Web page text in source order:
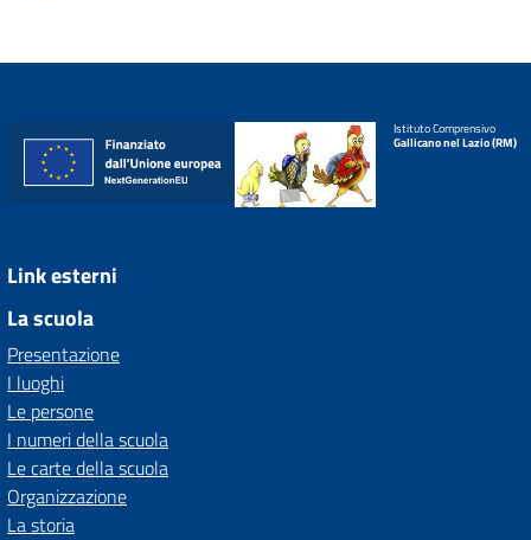
Istituto Comprensivo
Gallicano nel Lazio (RM)
Link esterni
La scuola
Presentazione
I luoghi
Le persone
I numeri della scuola
Le carte della scuola
Organizzazione
La storia